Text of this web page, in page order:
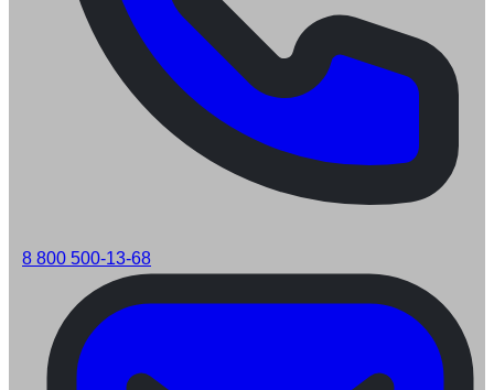
8 800 500-13-68